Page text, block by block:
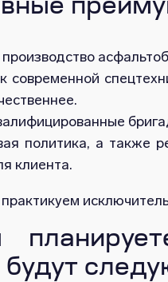
современной
политика, а также
клиента.
будут